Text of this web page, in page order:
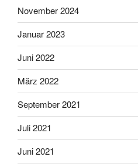
November 2024
Januar 2023
Juni 2022
März 2022
September 2021
Juli 2021
Juni 2021